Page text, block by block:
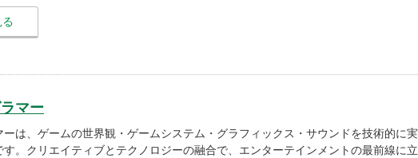
マー
ーは、ゲームの世界観・ゲームシステム・グラフィックス・サウンドを技術的に
。クリエイティブとテクノロジーの融合で、エンターテインメントの最前線に立